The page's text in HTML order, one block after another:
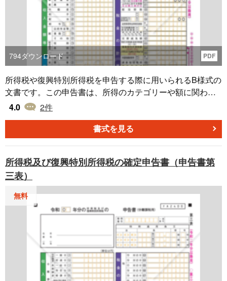
794ダウンロード PDF
所得税や復興特別所得税を申告する際に用いられるB様式の
文書です。この申告書は、所得のカテゴリーや額に関わら
ず、全ての納税者に対応しており、使用することが可能で
める際の基盤となります。多様な収入や複雑な控除を持つ
方でも、この様式を利用して明確に申告することができる
ムページで提供されています。 出典元:国税庁ホームページ
（https://www.nta.go.jp）
4.0 2件
書式を見る
所得税及び復興特別所得税の確定申告書（申告書第
三表）
無料